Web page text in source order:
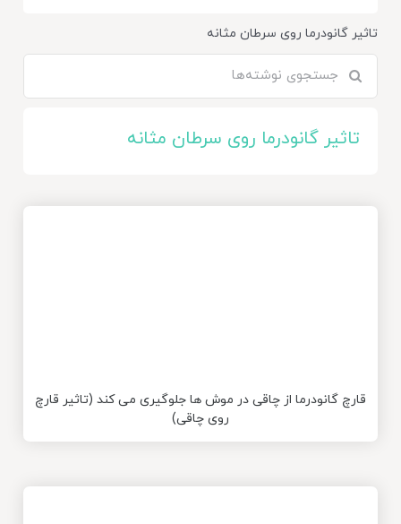
تاثیر گانودرما روی سرطان مثانه
برای:
تاثیر گانودرما روی سرطان مثانه
قارچ گانودرما از چاقی در موش ها جلوگیری می کند (تاثیر قارچ
روی چاقی)